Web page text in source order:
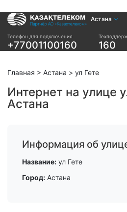
Астана
Телефон для подключения
+77001100160 160
Услуги
Интернет и ТВ в
Интернет и ТВ в
Прочее
возможность
названию ЖК
подбор
Главная > Астана > ул Гете
Интернет на улице
Астана
Информация об
Название: ул Гете
Город: Астана